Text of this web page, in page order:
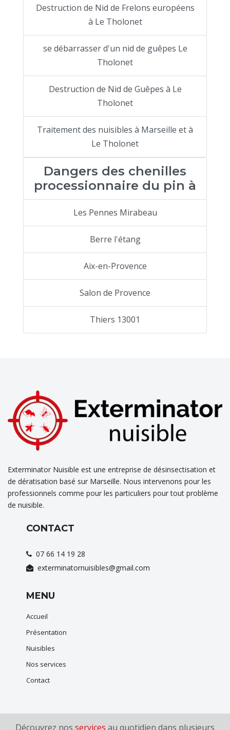
Destruction de Nid de Frelons européens
à Le Tholonet
se débarrasser d'un nid de guêpes Le
Tholonet
Destruction de Nid de Guêpes à Le
Tholonet
Traitement des nuisibles à Marseille et à
Le Tholonet
Dangers des chenilles
processionnaire du pin à
Les Pennes Mirabeau
Berre l'étang
Aix-en-Provence
Salon de Provence
Thiers 13001
Exterminator Nuisible est une entreprise de désinsectisation et
de dératisation basé sur Marseille. Nous intervenons pour les
professionnels comme pour les particuliers pour tout problème
de nuisible.
CONTACT
07 66 14 19 28
exterminatornuisibles@gmail.com
MENU
Accueil
Présentation
Nuisibles
Nos services
Contact
Découvrez nos services au quotidien dans plusieurs